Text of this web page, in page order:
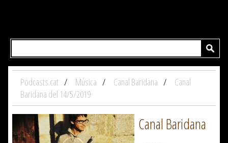
Podcasts.cat Música Canal Baridana
Canal
Baridana del 14/5/2019
Canal Baridana